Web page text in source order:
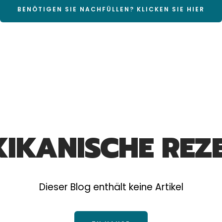
BENÖTIGEN SIE NACHFÜLLEN? KLICKEN SIE HIER
Dieser Blog enthält keine Artikel